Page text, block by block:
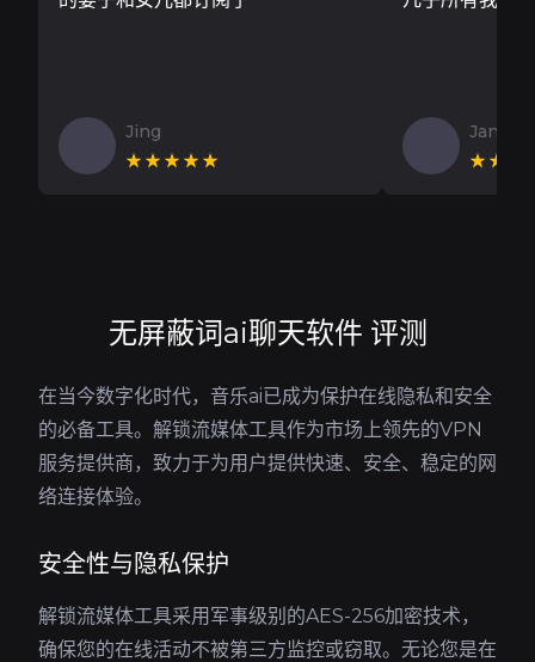
Jing
★★★★★
Jan V
无屏蔽词ai聊天软件 评测
在当今数字化时代，音乐ai已成为保护在线隐私和安全
的必备工具。解锁流媒体工具作为市场上领先的VPN
服务提供商，致力于为用户提供快速、安全、稳定的网
络连接体验。
安全性与隐私保护
解锁流媒体工具采用军事级别的AES-256加密技术，
确保您的在线活动不被第三方监控或窃取。无论您是在